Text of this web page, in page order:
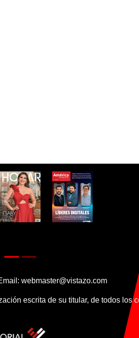
webmaster@vistazo.com
escrita de su titular, de todos los